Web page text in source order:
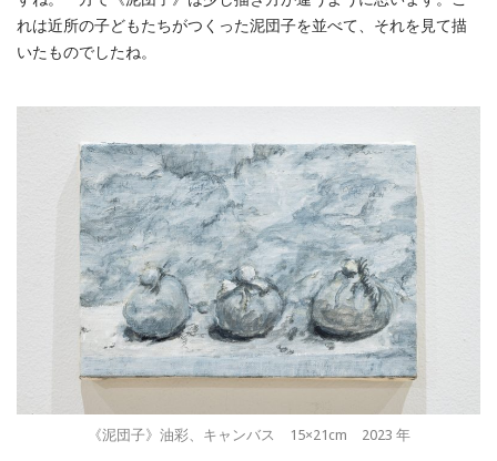
れは近所の子どもたちがつくった泥団子を並べて、それを見て描
いたものでしたね。
《泥団子》油彩、キャンバス 15×21cm 2023 年